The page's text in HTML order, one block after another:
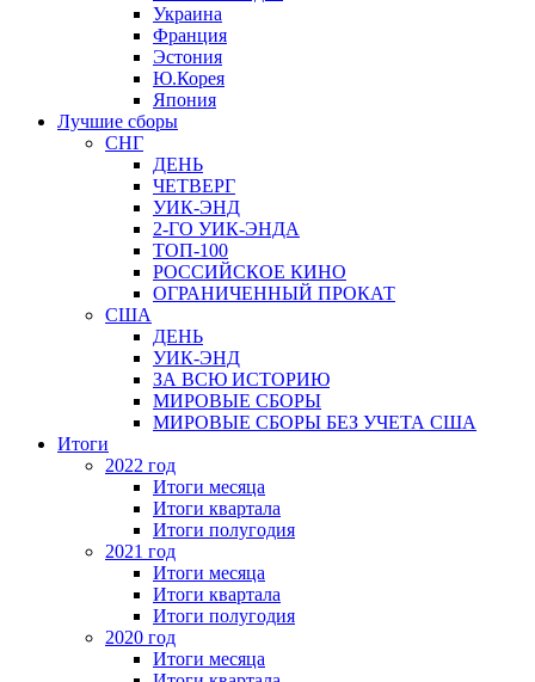
Украина
Франция
Эстония
Ю.Корея
Япония
Лучшие сборы
СНГ
ДЕНЬ
ЧЕТВЕРГ
УИК-ЭНД
2-ГО УИК-ЭНДА
ТОП-100
РОССИЙСКОЕ КИНО
ОГРАНИЧЕННЫЙ ПРОКАТ
США
ДЕНЬ
УИК-ЭНД
ЗА ВСЮ ИСТОРИЮ
МИРОВЫЕ СБОРЫ
МИРОВЫЕ СБОРЫ БЕЗ УЧЕТА США
Итоги
2022 год
Итоги месяца
Итоги квартала
Итоги полугодия
2021 год
Итоги месяца
Итоги квартала
Итоги полугодия
2020 год
Итоги месяца